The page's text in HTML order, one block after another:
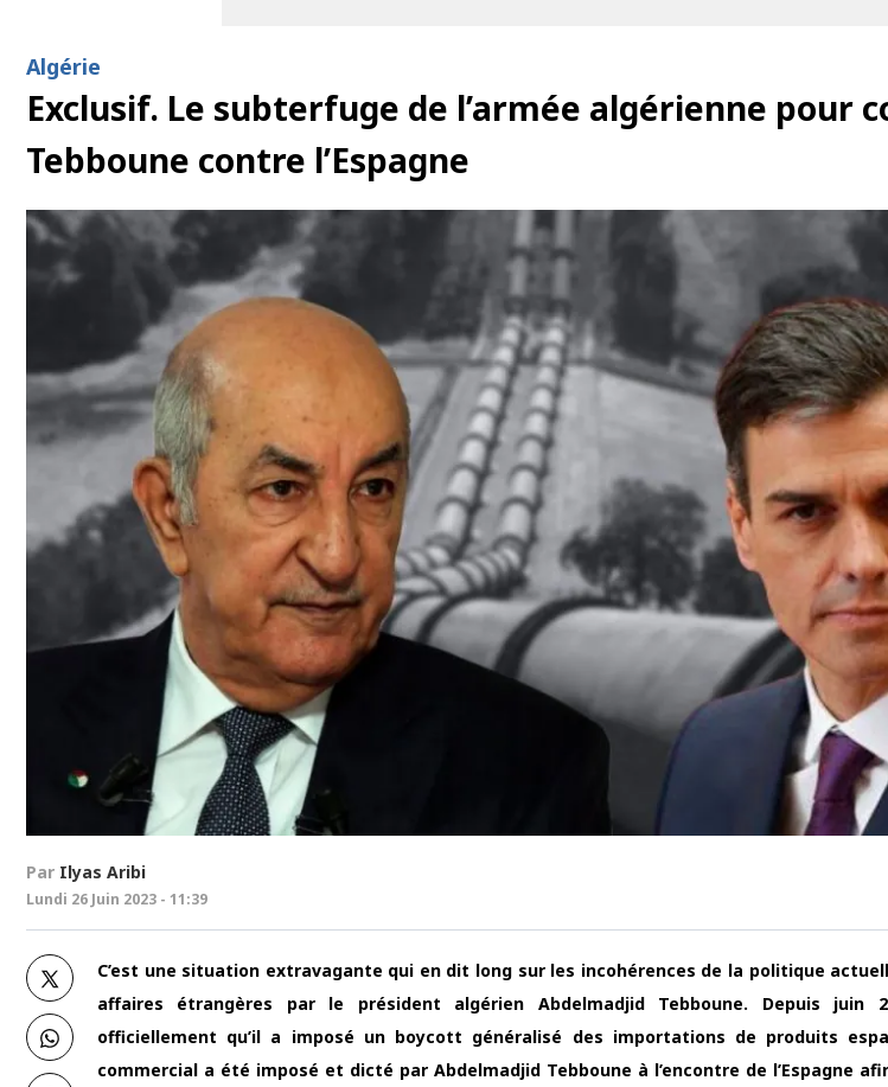
Algérie
Exclusif. Le subterfuge de l’armée algérienne pour
Tebboune contre l’Espagne
Par Ilyas Aribi
Lundi 26 Juin 2023 - 11:39
C’est une situation extravagante qui en dit long sur les incohérences de la politique
affaires étrangères par le président algérien Abdelmadjid Tebboune. Depuis juin
officiellement qu’il a imposé un boycott généralisé des importations de produits
commercial a été imposé et dicté par Abdelmadjid Tebboune à l’encontre de l’Espagne